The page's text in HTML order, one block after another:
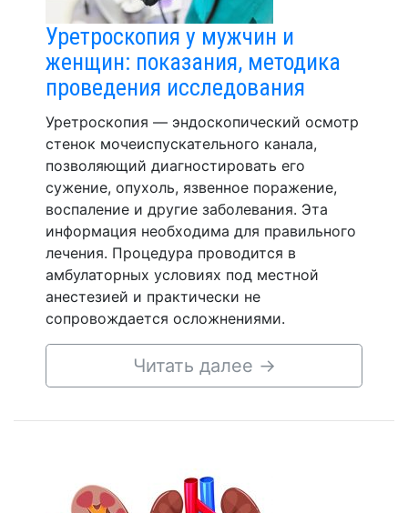
Уретроскопия у мужчин и
женщин: показания, методика
проведения исследования
Уретроскопия — эндоскопический осмотр
стенок мочеиспускательного канала,
позволяющий диагностировать его
сужение, опухоль, язвенное поражение,
воспаление и другие заболевания. Эта
информация необходима для правильного
лечения. Процедура проводится в
амбулаторных условиях под местной
анестезией и практически не
сопровождается осложнениями.
Читать далее →